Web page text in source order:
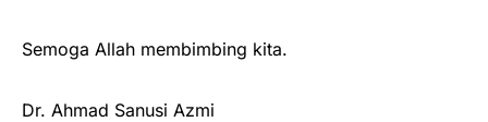
Semoga Allah membimbing kita.
Dr. Ahmad Sanusi Azmi